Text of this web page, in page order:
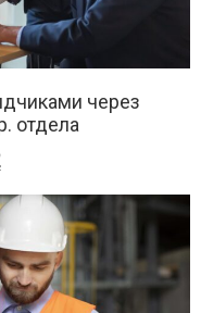
через
отдела